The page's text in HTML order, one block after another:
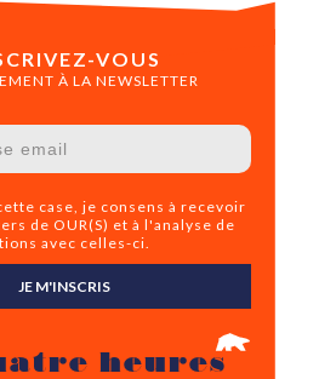
VOUS
À LA NEWSLETTER
case, je consens à recevoir
de OUR(S) et à l'analyse de
avec celles-ci.
JE M'INSCRIS
heures